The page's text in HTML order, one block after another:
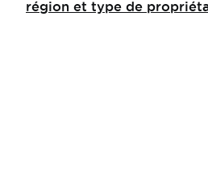
région et type de